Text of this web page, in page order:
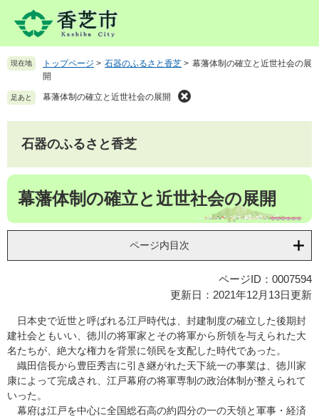
先を 現在地 トップページ > 石器のふるさと香芝 > 幕藩体制の確立と近世社会の展
開
足あと 幕藩体制の確立と近世社会の展開
石器のふるさと香芝
本
幕藩体制の確立と近世社会の展開
ページ内目次
ページID：0007594
更新日：2021年12月13日更新
日本史で近世と呼ばれる江戸時代は、封建制度の確立した後期封
建社会ともいい、徳川の将軍家とその将軍から所領を与えられた大
名たちが、絶大な権力を背景に領民を支配した時代であった。
織田信長から豊臣秀吉に引き継がれた天下統一の事業は、徳川家
康によって完成され、江戸幕府の将軍専制の政治体制が整えられて
いった。
幕府は江戸を中心に全国総石高の約四分の一の天領と軍事・経済